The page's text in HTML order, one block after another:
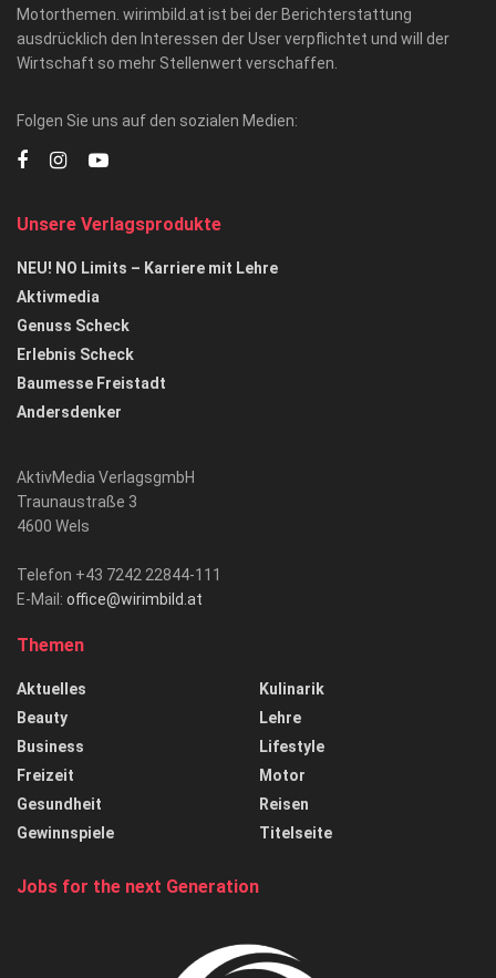
Motorthemen. wirimbild.at ist bei der Berichterstattung
ausdrücklich den Interessen der User verpflichtet und will der
Wirtschaft so mehr Stellenwert verschaffen.
Folgen Sie uns auf den sozialen Medien:
Unsere Verlagsprodukte
NEU! NO Limits – Karriere mit Lehre
Aktivmedia
Genuss Scheck
Erlebnis Scheck
Baumesse Freistadt
Andersdenker
AktivMedia VerlagsgmbH
Traunaustraße 3
4600 Wels
Telefon +43 7242 22844-111
E-Mail: office@wirimbild.at
Themen
Aktuelles
Beauty
Business
Freizeit
Gesundheit
Gewinnspiele
Kulinarik
Lehre
Lifestyle
Motor
Reisen
Titelseite
Jobs for the next Generation